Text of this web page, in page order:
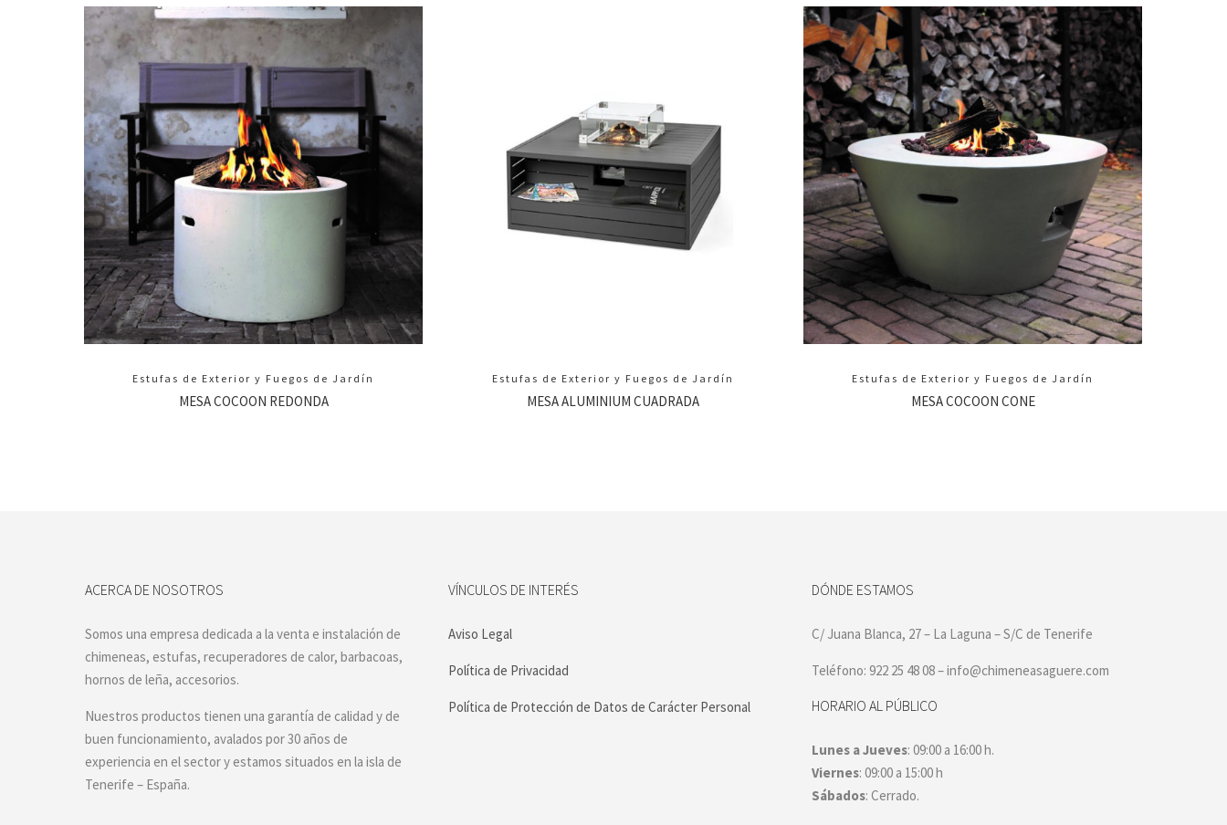
Estufas de Exterior y Fuegos de Jardín
MESA COCOON REDONDA
Estufas de Exterior y Fuegos de Jardín
MESA ALUMINIUM CUADRADA
Estufas de Exterior y Fuegos de Jardín
MESA COCOON CONE
ACERCA DE NOSOTROS
Somos una empresa dedicada a la venta e instalación de
chimeneas, estufas, recuperadores de calor, barbacoas,
hornos de leña, accesorios.
Nuestros productos tienen una garantía de calidad y de
buen funcionamiento, avalados por 30 años de
experiencia en el sector y estamos situados en la isla de
Tenerife – España.
VÍNCULOS DE INTERÉS
Aviso Legal
Política de Privacidad
Política de Protección de Datos de Carácter Personal
DÓNDE ESTAMOS
C/ Juana Blanca, 27 – La Laguna – S/C de Tenerife
Teléfono: 922 25 48 08 – info@chimeneasaguere.com
HORARIO AL PÚBLICO
Lunes a Jueves: 09:00 a 16:00 h.
Viernes: 09:00 a 15:00 h
Sábados: Cerrado.